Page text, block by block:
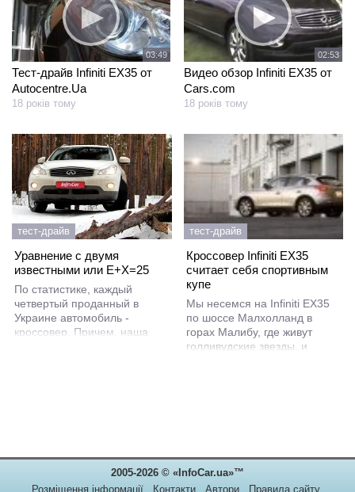
03:49
Тест-драйв Infiniti EX35 от
Autocentre.Ua
18 років тому
02:53
Видео обзор Infiniti EX35 от
Cars.com
18 років тому
тест-драйв
Уравнение с двумя
известными или E+X=25
По статистике, каждый
четвертый проданный в
Украине автомобиль -
кроссовер. Причем, наша
читателей с одним из самых
компактных представителей
люксовых SUV - Infiniti EX25.
тест-драйв
Кроссовер Infiniti EX35
считает себя спортивным
купе
Мы несемся на Infiniti EX35
по шоссе Малхолланд в
горах Малибу, где живут
голливудские звезды, и
2005-2026 © «InfoCar.ua»™
Розміщення інформації
Контакти Автори Правила сайту